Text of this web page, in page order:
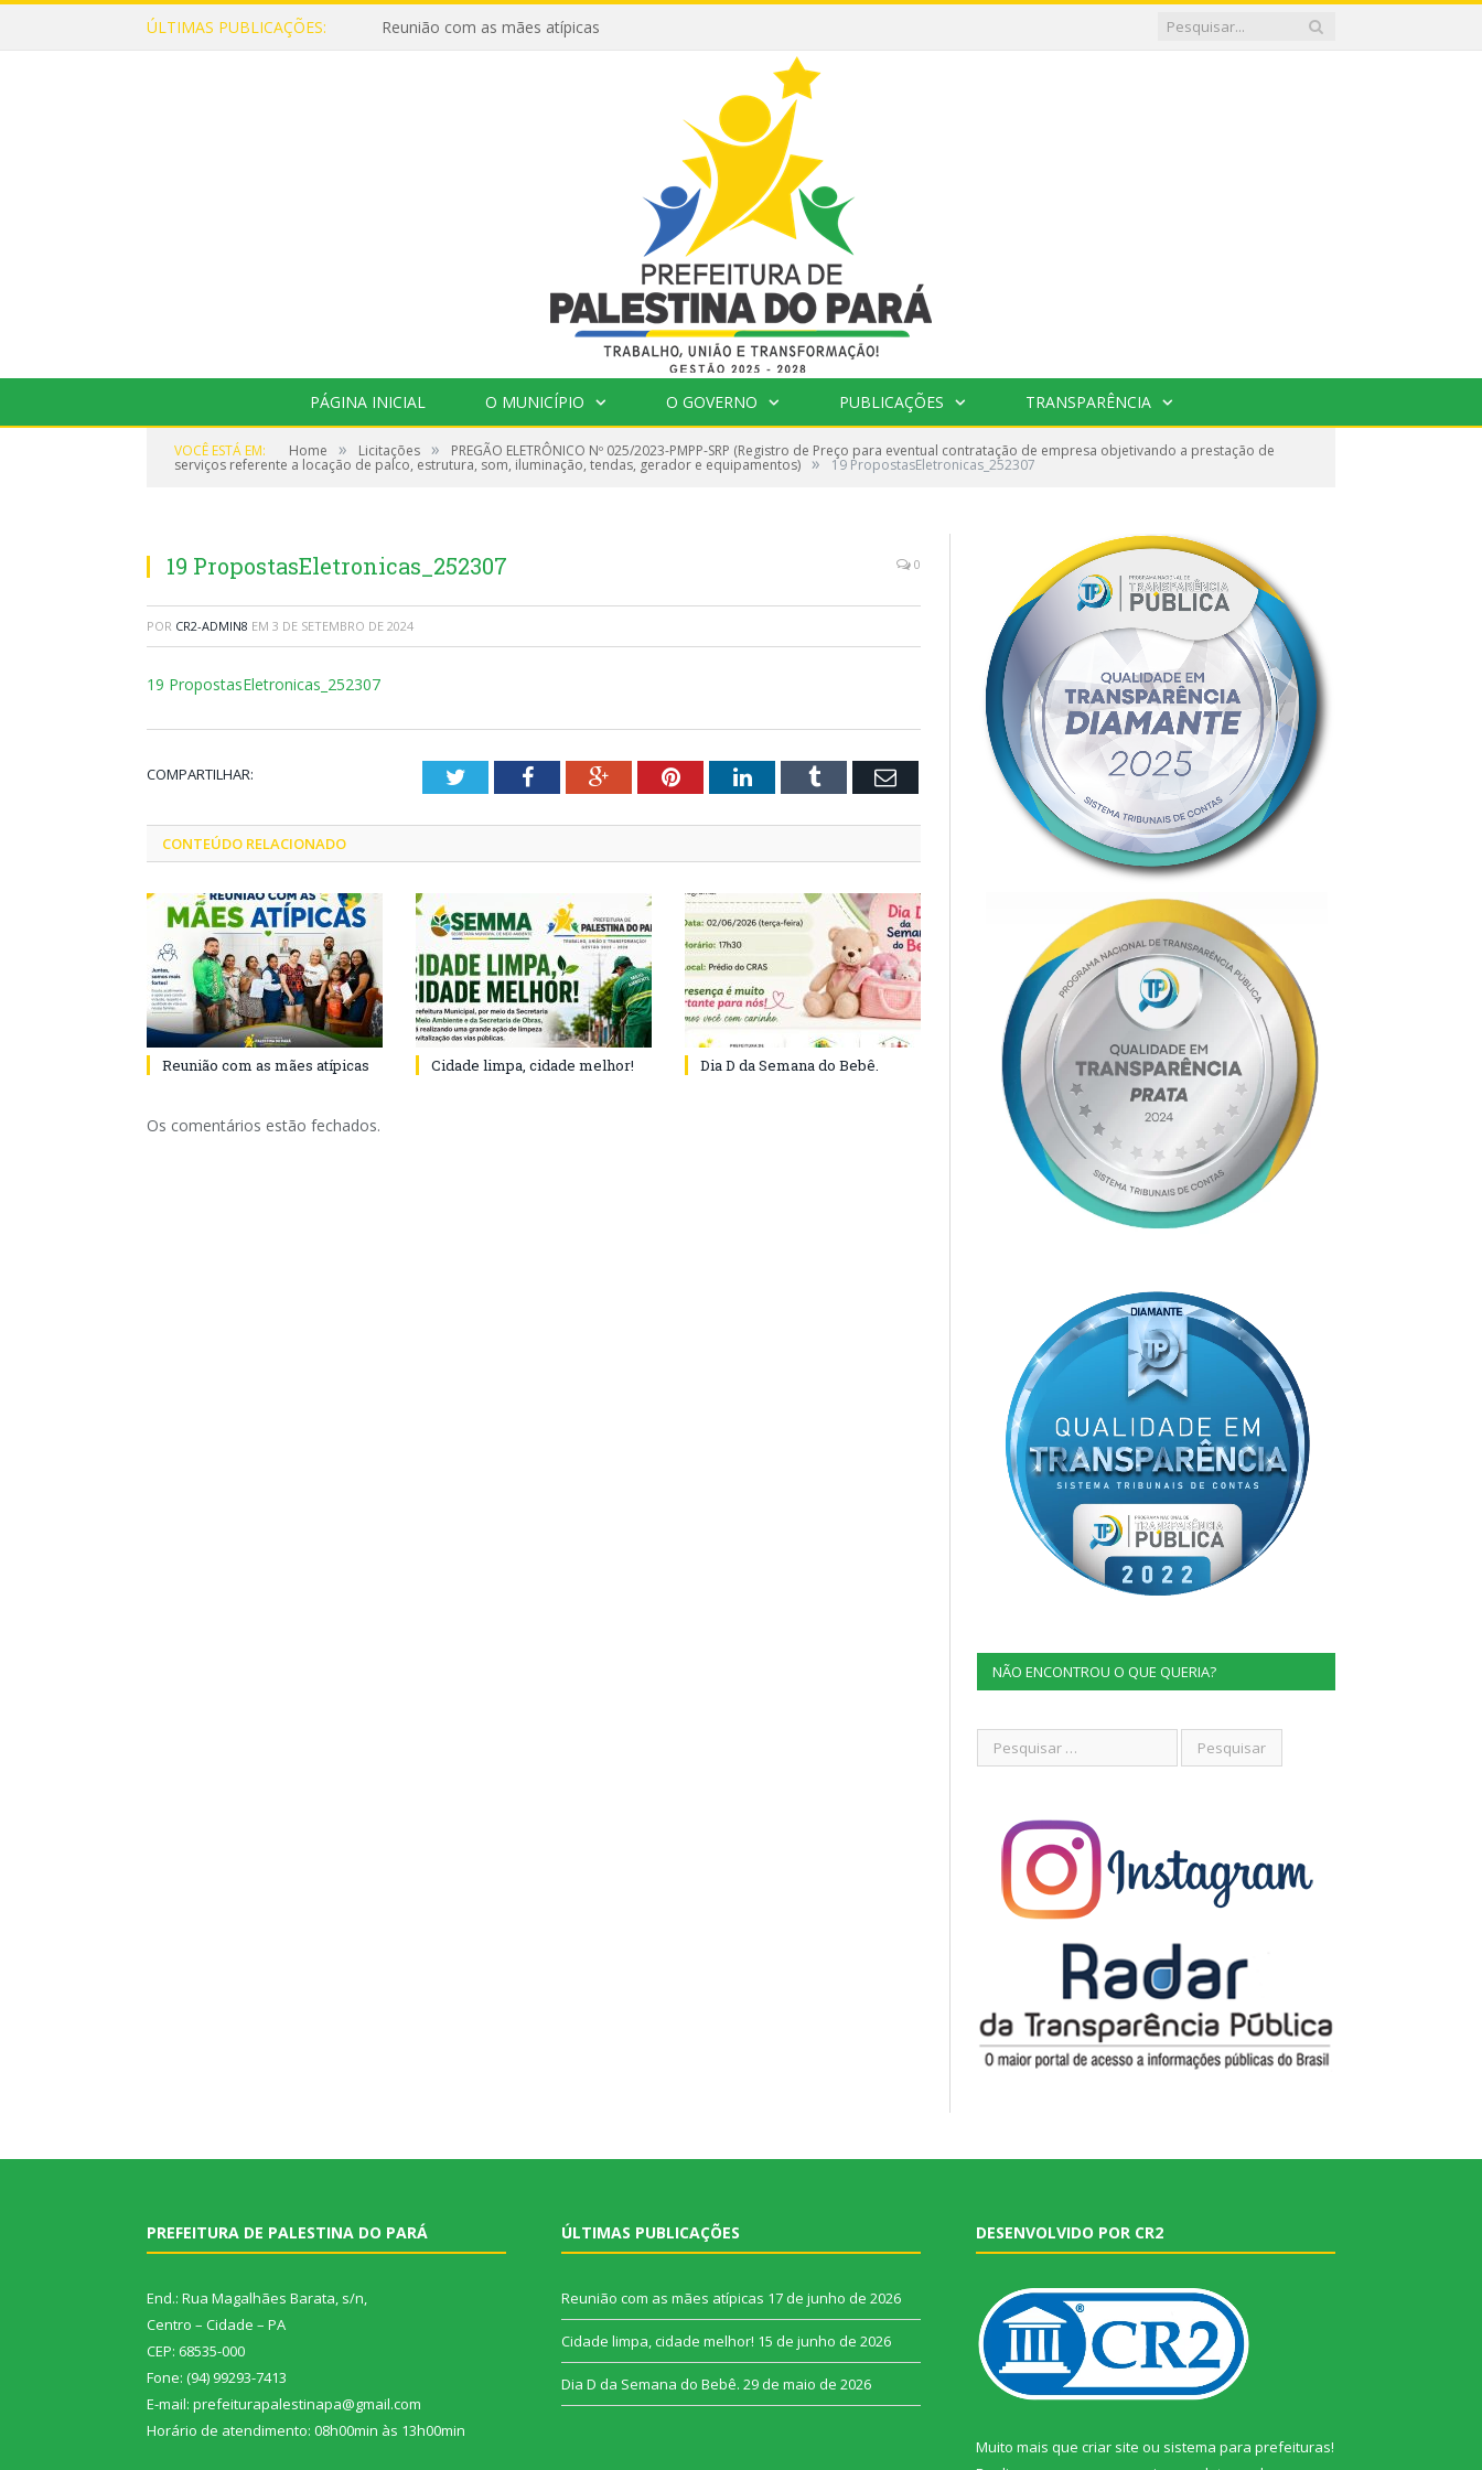
ÚLTIMAS PUBLICAÇÕES: Reunião com as mães atípicas
PÁGINA INICIAL O MUNICÍPIO O GOVERNO PUBLICAÇÕES TRANSPARÊNCIA
VOCÊ ESTÁ EM: Home » Licitações » PREGÃO ELETRÔNICO Nº 025/2023-PMPP-SRP (Registro de Preço para eventual contratação de empresa objetivando a prestação de
serviços referente a locação de palco, estrutura, som, iluminação, tendas, gerador e equipamentos) » 19 PropostasEletronicas_252307
19 PropostasEletronicas_252307 0
POR CR2-ADMIN8 EM 3 DE SETEMBRO DE 2024
19 PropostasEletronicas_252307
COMPARTILHAR: TwitterFacebookGoogle+PinterestLinkedInTumblr Email
CONTEÚDO RELACIONADO
Reunião com as mães atípicas Cidade limpa, cidade melhor! Dia D da Semana do Bebê.
Os comentários estão fechados.
NÃO ENCONTROU O QUE QUERIA?
PREFEITURA DE PALESTINA DO PARÁ
End.: Rua Magalhães Barata, s/n,
Centro – Cidade – PA
CEP: 68535-000
Fone: (94) 99293-7413
E-mail: prefeiturapalestinapa@gmail.com
Horário de atendimento: 08h00min às 13h00min
ÚLTIMAS PUBLICAÇÕES
Reunião com as mães atípicas 17 de junho de 2026
Cidade limpa, cidade melhor! 15 de junho de 2026
Dia D da Semana do Bebê. 29 de maio de 2026
DESENVOLVIDO POR CR2
Muito mais que criar site ou sistema para prefeituras!